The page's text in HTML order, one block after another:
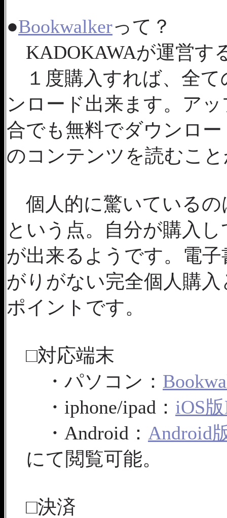
●Bookwalkerって？
KADOKAWAが運営す
１度購入すれば、全て
ンロード出来ます。ア
合でも無料でダウンロ
のコンテンツを読むこ
個人的に驚いているの
という点。自分が購入
が出来るようです。電
がりがない完全個人購
ポイントです。
□対応端末
・パソコン：
・iphone/ipad： iOS
・Android： Android
にて閲覧可能。
□決済